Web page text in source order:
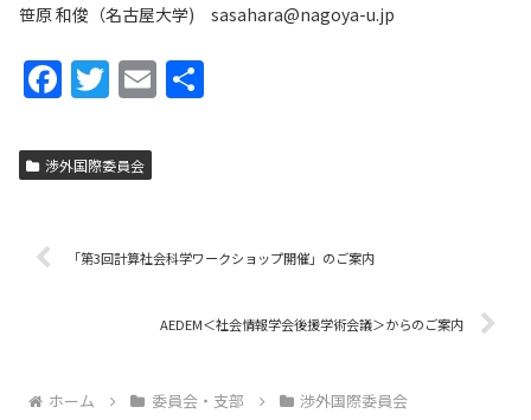
笹原 和俊（名古屋大学) sasahara@nagoya-u.jp
F
c
e
o
T
itt
er
E
渉外国際委員会
「第3回計算社会科学ワークショップ開催」のご案内
AEDEM＜社会情報学会後援学術会議＞からのご案内
ホーム 委員会・支部 渉外国際委員会